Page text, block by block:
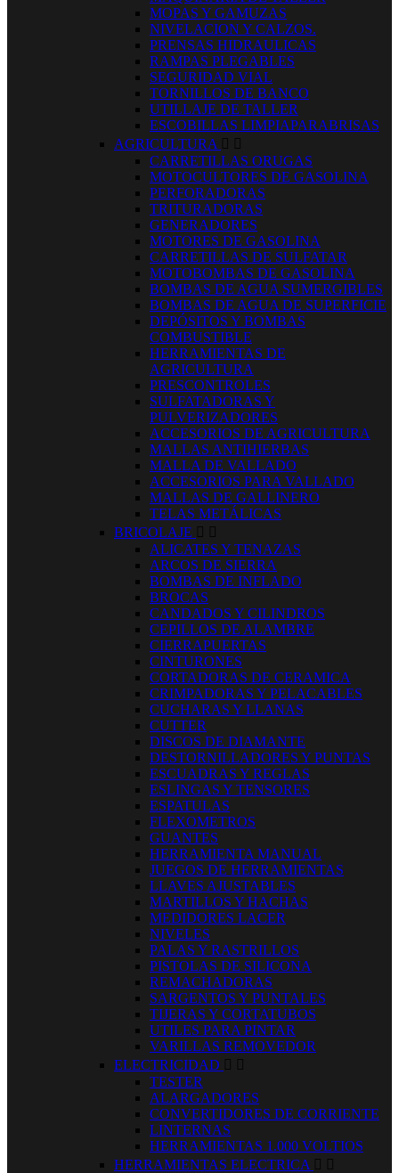
MOPAS Y GAMUZAS
NIVELACION Y CALZOS.
PRENSAS HIDRAULICAS
RAMPAS PLEGABLES
SEGURIDAD VIAL
TORNILLOS DE BANCO
UTILLAJE DE TALLER
ESCOBILLAS LIMPIAPARABRISAS
AGRICULTURA  
CARRETILLAS ORUGAS
MOTOCULTORES DE GASOLINA
PERFORADORAS
TRITURADORAS
GENERADORES
MOTORES DE GASOLINA
CARRETILLAS DE SULFATAR
MOTOBOMBAS DE GASOLINA
BOMBAS DE AGUA SUMERGIBLES
BOMBAS DE AGUA DE SUPERFICIE
DEPÓSITOS Y BOMBAS
COMBUSTIBLE
HERRAMIENTAS DE
AGRICULTURA
PRESCONTROLES
SULFATADORAS Y
PULVERIZADORES
ACCESORIOS DE AGRICULTURA
MALLAS ANTIHIERBAS
MALLA DE VALLADO
ACCESORIOS PARA VALLADO
MALLAS DE GALLINERO
TELAS METÁLICAS
BRICOLAJE  
ALICATES Y TENAZAS
ARCOS DE SIERRA
BOMBAS DE INFLADO
BROCAS
CANDADOS Y CILINDROS
CEPILLOS DE ALAMBRE
CIERRAPUERTAS
CINTURONES
CORTADORAS DE CERAMICA
CRIMPADORAS Y PELACABLES
CUCHARAS Y LLANAS
CUTTER
DISCOS DE DIAMANTE
DESTORNILLADORES Y PUNTAS
ESCUADRAS Y REGLAS
ESLINGAS Y TENSORES
ESPATULAS
FLEXOMETROS
GUANTES
HERRAMIENTA MANUAL
JUEGOS DE HERRAMIENTAS
LLAVES AJUSTABLES
MARTILLOS Y HACHAS
MEDIDORES LACER
NIVELES
PALAS Y RASTRILLOS
PISTOLAS DE SILICONA
REMACHADORAS
SARGENTOS Y PUNTALES
TIJERAS Y CORTATUBOS
UTILES PARA PINTAR
VARILLAS REMOVEDOR
ELECTRICIDAD  
TESTER
ALARGADORES
CONVERTIDORES DE CORRIENTE
LINTERNAS
HERRAMIENTAS 1.000 VOLTIOS
HERRAMIENTAS ELECTRICA  